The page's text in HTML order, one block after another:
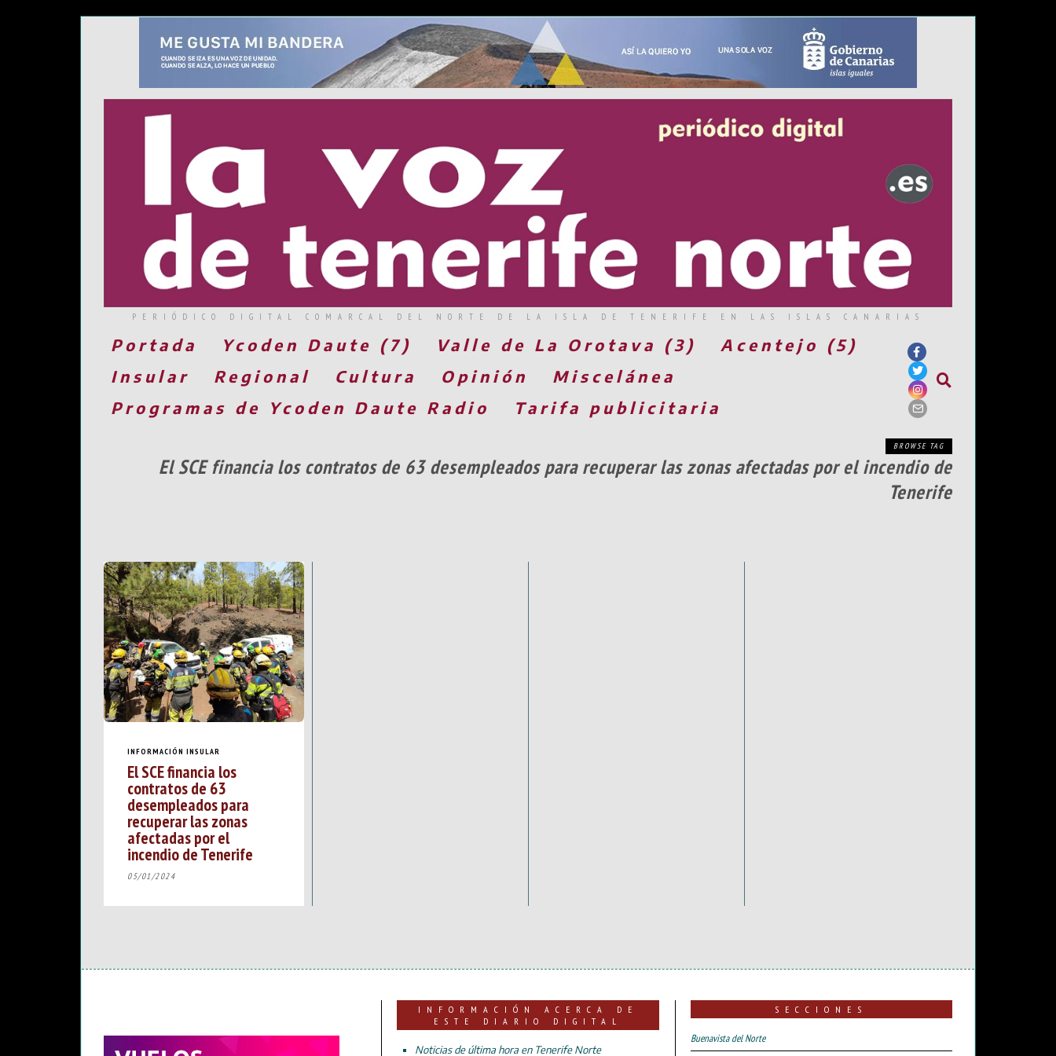
PERIÓDICO DIGITAL COMARCAL DEL NORTE DE LA ISLA DE TENERIFE EN LAS ISLAS CANARIAS
Portada Ycoden Daute (7) Valle de La Orotava (3)
Acentejo (5)
Insular
Regional Cultura Opinión
Miscelánea
Programas de Ycoden Daute Radio
Tarifa publicitaria
BROWSE TAG
El SCE financia los contratos de 63 desempleados para recuperar las zonas afectadas por el incendio de
Tenerife
INFORMACIÓN INSULAR
El SCE financia los
contratos de 63
desempleados para
recuperar las zonas
afectadas por el
incendio de Tenerife
05/01/2024
INFORMACIÓN ACERCA DE
ESTE DIARIO DIGITAL
Noticias de última hora en Tenerife Norte
SECCIONES
Buenavista del Norte